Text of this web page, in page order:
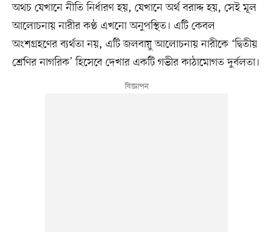
অথচ যেখানে নীতি নির্ধারণ হয়, যেখানে অর্থ বরাদ্দ হয়, সেই মূল
আলোচনায় নারীর কণ্ঠ এখনো অনুপস্থিত। এটি কেবল
অংশগ্রহণের ব্যর্থতা নয়, এটি জলবায়ু আলোচনায় নারীকে ‘দ্বিতীয়
শ্রেণির নাগরিক’ হিসেবে দেখার একটি গভীর কাঠামোগত দুর্বলতা।